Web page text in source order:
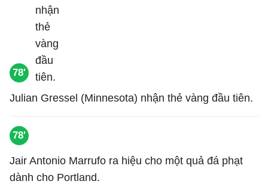
78'
Julian Gressel (Minnesota) nhận thẻ vàng đầu tiên.
78'
Jair Antonio Marrufo ra hiệu cho một quả đá phạt
dành cho Portland.